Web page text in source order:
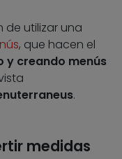
de utilizar una
, que hacen el
y creando menús
.
medidas